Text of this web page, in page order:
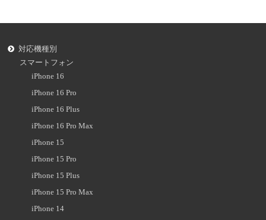
対応機種別
スマートフォン
iPhone 16
iPhone 16 Pro
iPhone 16 Plus
iPhone 16 Pro Max
iPhone 15
iPhone 15 Pro
iPhone 15 Plus
iPhone 15 Pro Max
iPhone 14